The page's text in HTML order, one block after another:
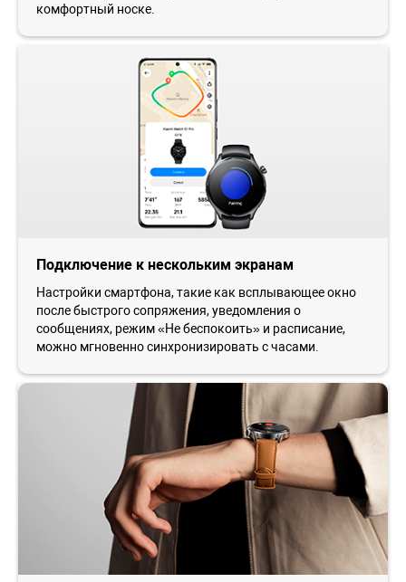
комфортный носке.
Подключение к нескольким экранам
Настройки смартфона, такие как всплывающее окно
после быстрого сопряжения, уведомления о
сообщениях, режим «Не беспокоить» и расписание,
можно мгновенно синхронизировать с часами.